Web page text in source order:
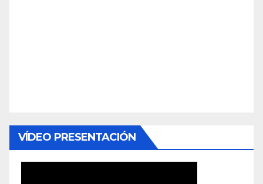
VÍDEO PRESENTACIÓN